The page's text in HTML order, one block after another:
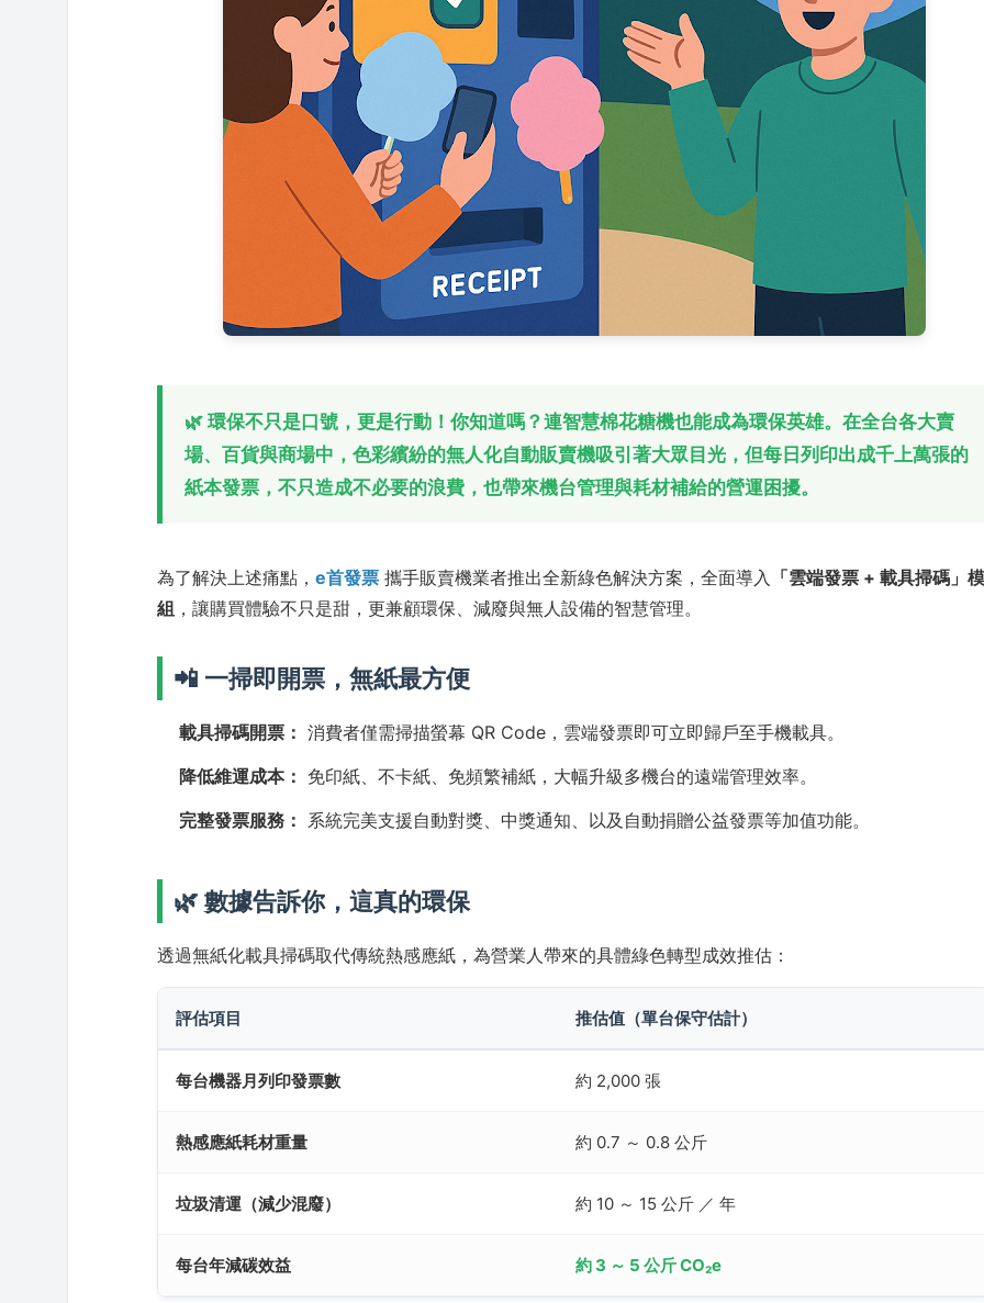
🌿 環保不只是口號，更是行動！你知道嗎？連智慧棉花糖機也能成為環保英雄。在全台各大賣
場、百貨與商場中，色彩繽紛的無人化自動販賣機吸引著大眾目光，但每日列印出成千上萬張的
紙本發票，不只造成不必要的浪費，也帶來機台管理與耗材補給的營運困擾。
為了解決上述痛點，e首發票 攜手販賣機業者推出全新綠色解決方案，全面導入 「雲端發票 + 載具掃碼」
組 ，讓購買體驗不只是甜，更兼顧環保、減廢與無人設備的智慧管理。
📲 一掃即開票，無紙最方便
載具掃碼開票： 消費者僅需掃描螢幕 QR Code，雲端發票即可立即歸戶至手機載具。
降低維運成本： 免印紙、不卡紙、免頻繁補紙，大幅升級多機台的遠端管理效率。
完整發票服務： 系統完美支援自動對獎、中獎通知、以及自動捐贈公益發票等加值功能。
🌿 數據告訴你，這真的環保
透過無紙化載具掃碼取代傳統熱感應紙，為營業人帶來的具體綠色轉型成效推估：
評估項目 推估值（單台保守估計）
每台機器月列印發票數 約 2,000 張
熱感應紙耗材重量 約 0.7 ～ 0.8 公斤
垃圾清運（減少混廢） 約 10 ～ 15 公斤 ／ 年
每台年減碳效益 約 3 ～ 5 公斤 CO₂e